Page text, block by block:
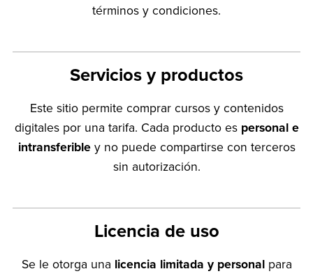
términos y condiciones.
Servicios y productos
Este sitio permite comprar cursos y contenidos
digitales por una tarifa. Cada producto es personal e
intransferibley no puede compartirse con terceros
sin autorización.
Licencia de uso
Se le otorga una licencia limitada y personalpara